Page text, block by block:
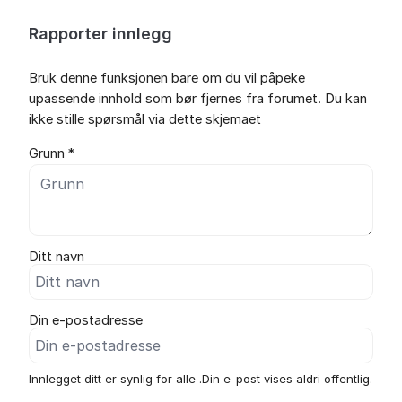
Rapporter innlegg
Bruk denne funksjonen bare om du vil påpeke
upassende innhold som bør fjernes fra forumet. Du kan
ikke stille spørsmål via dette skjemaet
Grunn *
Ditt navn
Din e-postadresse
Innlegget ditt er synlig for alle .Din e-post vises aldri offentlig.